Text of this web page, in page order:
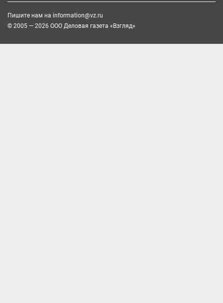
Пишите нам на information@vz.ru
© 2005 — 2026 ООО Деловая газета «Взгляд»